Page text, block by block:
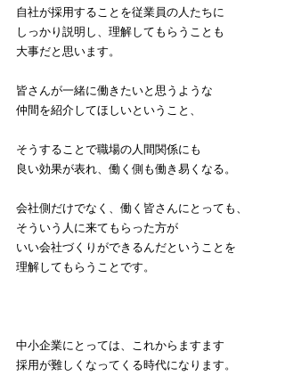
自社が採用することを従業員の人たちに
しっかり説明し、理解してもらうことも
大事だと思います。
皆さんが一緒に働きたいと思うような
仲間を紹介してほしいということ、
そうすることで職場の人間関係にも
良い効果が表れ、働く側も働き易くなる。
会社側だけでなく、働く皆さんにとっても、
そういう人に来てもらった方が
いい会社づくりができるんだということを
理解してもらうことです。
中小企業にとっては、これからますます
採用が難しくなってくる時代になります。